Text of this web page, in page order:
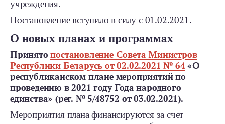
учреждения.
Постановление вступило в силу с 01.02.2021.
О новых планах и программах
Принятопостановление Совета Министров
Республики Беларусь от 02.02.2021 № 64«О
рес­публиканском плане мероприятий по
проведению в 2021 году Года народного
единства» (рег. № 5/48752 от 03.02.2021).
Мероприятия плана финансируются за счет